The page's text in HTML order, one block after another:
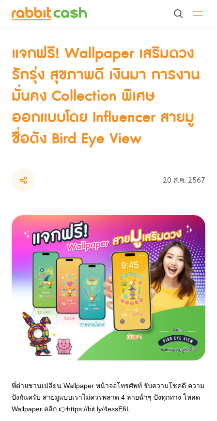
แจกฟรี! Wallpaper เสริมดวง รักรุ่ง สุขภาพดี เงินมา การงาน
มั่นคง Collection พิเศษออกแบบโดย Influencer สายมูชื่อดัง
แจกฟรี! Wallpaper เสริมดวง
รักรุ่ง สุขภาพดี เงินมา การงาน
มั่นคง Collection พิเศษ
ออกแบบโดย Influencer สายมู
ชื่อดัง Bird Eye View
20 ส.ค. 2567
พี่ต่ายชวนเปลี่ยน Wallpaper หน้าจอโทรศัพท์ รับความโชคดี ความ
ปังกันครับ สายมูแบบเราไม่ควรพลาด 4 ลายฉ่ำๆ ปังทุกทาง โหลด
Wallpaper คลิก 👉https://bit.ly/4essE6L